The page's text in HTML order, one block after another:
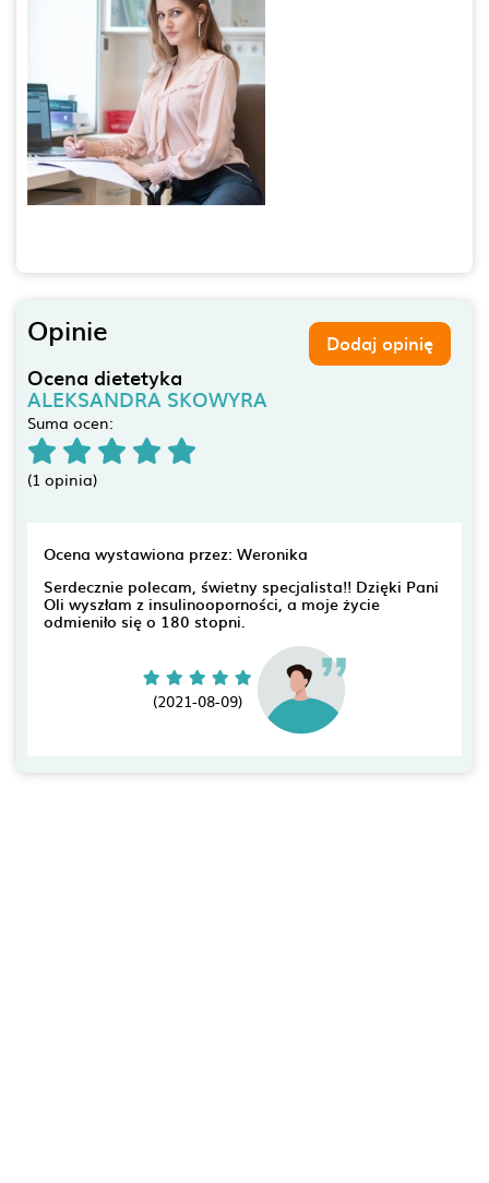
Opinie Dodaj opinię
Ocena dietetyka
ALEKSANDRA SKOWYRA
Suma ocen:
(1 opinia)
Ocena wystawiona przez: Weronika
Serdecznie polecam, świetny specjalista!! Dzięki Pani
Oli wyszłam z insulinooporności, a moje życie
odmieniło się o 180 stopni.
(2021-08-09)